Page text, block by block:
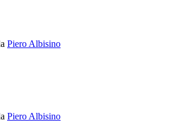
Piero Albisino
Piero Albisino